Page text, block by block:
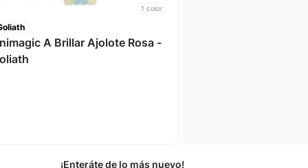
1 color
A Brillar Ajolote Rosa -
¡Enteráte de lo más nuevo!